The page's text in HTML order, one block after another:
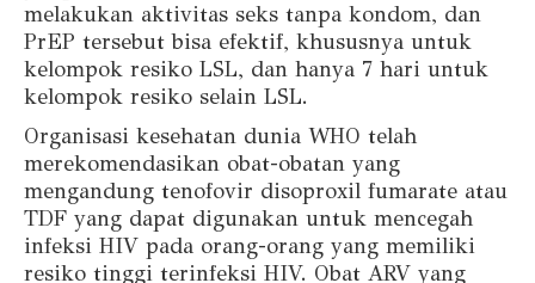
melakukan aktivitas seks tanpa kondom, dan
PrEP tersebut bisa efektif, khususnya untuk
kelompok resiko LSL, dan hanya 7 hari untuk
kelompok resiko selain LSL.
Organisasi kesehatan dunia WHO telah
merekomendasikan obat-obatan yang
mengandung tenofovir disoproxil fumarate atau
TDF yang dapat digunakan untuk mencegah
infeksi HIV pada orang-orang yang memiliki
resiko tinggi terinfeksi HIV. Obat ARV yang